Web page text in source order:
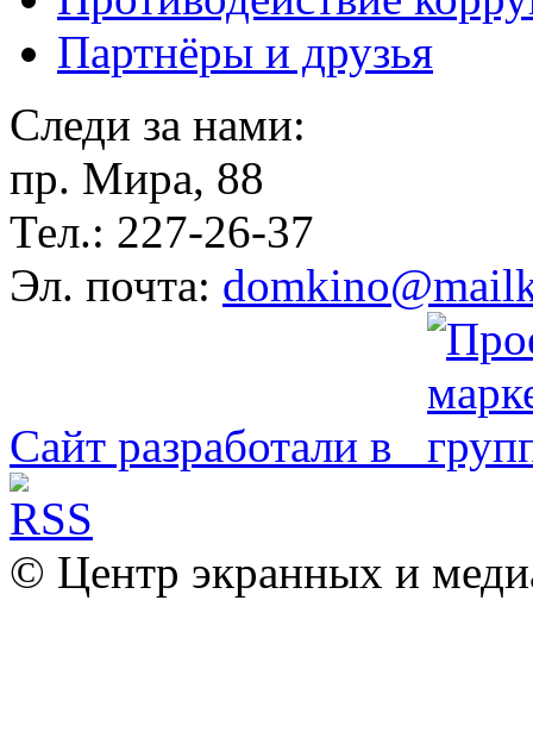
Партнёры и друзья
Следи за нами:
пр. Мира, 88
Тел.: 227-26-37
Эл. почта:
Сайт разработали в
© Центр экранных и